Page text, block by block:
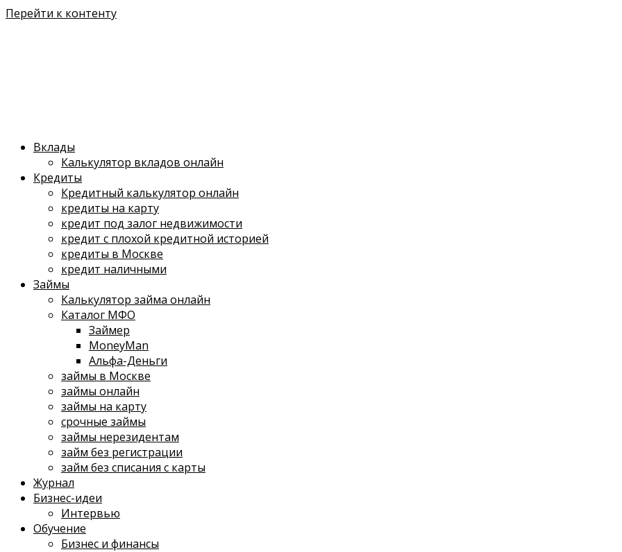
Перейти к контенту
Вклады
Калькулятор вкладов онлайн
Кредиты
Кредитный калькулятор онлайн
кредиты на карту
кредит под залог недвижимости
кредит с плохой кредитной историей
кредиты в Москве
кредит наличными
Займы
Калькулятор займа онлайн
Каталог МФО
Займер
MoneyMan
Альфа-Деньги
займы в Москве
займы онлайн
займы на карту
срочные займы
займы нерезидентам
займ без регистрации
займ без списания с карты
Журнал
Бизнес-идеи
Интервью
Обучение
Бизнес и финансы